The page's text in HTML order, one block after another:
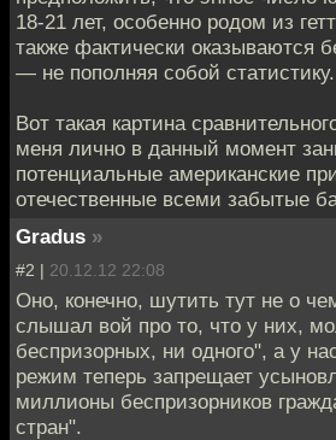
18-21 лет, особенно родом из
также фактически оказываются
— не пополняя собой статистику.
Вот такая картина
меня лично в данный момент
потенциальные американские
отечественные всеми забытые
Gradus »
#2 | 20.12.12 22:08
Оно, конечно, шутить тут не о
слышал вой про то, что у них,
беспризорных, ни одного", а у
режим теперь запрещает
миллионы беспризорников
стран".